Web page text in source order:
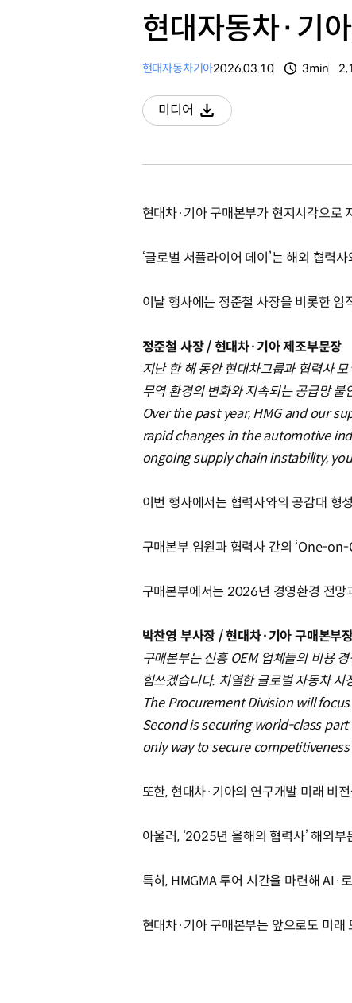
현대자동차·기
현대자동차기아2026.03.10 3min
미디어
다운로드
현대차·기아 구매본부가 현지시각으로
‘글로벌 서플라이어 데이’는 해외 협력
이날 행사에는 정준철 사장을 비롯한
정준철 사장 / 현대차·기아 제조부문장
지난 한 해 동안 현대차그룹과 협력사
무역 환경의 변화와 지속되는 공급망
Over the past year, HMG and our
rapid changes in the automotive
ongoing supply chain instability,
이번 행사에서는 협력사와의 공감대
구매본부 임원과 협력사 간의 ‘One-
구매본부에서는 2026년 경영환경 전망
박찬영 부사장 / 현대차·기아 구매본부
구매본부는 신흥 OEM 업체들의 비용
힘쓰겠습니다. 치열한 글로벌 자동차
The Procurement Division will
Second is securing world-class
only way to secure
또한, 현대차·기아의 연구개발 미래 비
아울러, ‘2025년 올해의 협력사’ 해외
특히, HMGMA 투어 시간을 마련해 AI·
현대차·기아 구매본부는 앞으로도 미